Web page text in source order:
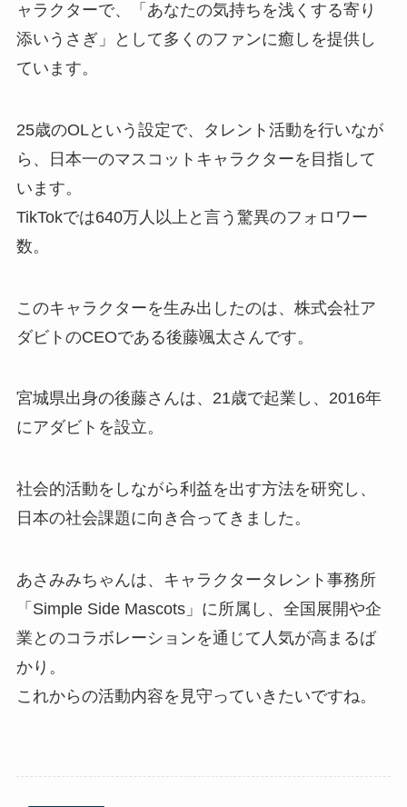
ャラクターで、「あなたの気持ちを浅くする寄り
添いうさぎ」として多くのファンに癒しを提供し
ています。
25歳のOLという設定で、タレント活動を行いなが
ら、日本一のマスコットキャラクターを目指して
います。
TikTokでは640万人以上と言う驚異のフォロワー
数。
このキャラクターを生み出したのは、株式会社ア
ダビトのCEOである後藤颯太さんです。
宮城県出身の後藤さんは、21歳で起業し、2016年
にアダビトを設立。
社会的活動をしながら利益を出す方法を研究し、
日本の社会課題に向き合ってきました。
あさみみちゃんは、キャラクタータレント事務所
「Simple Side Mascots」に所属し、全国展開や企
業とのコラボレーションを通じて人気が高まるば
かり。
これからの活動内容を見守っていきたいですね。